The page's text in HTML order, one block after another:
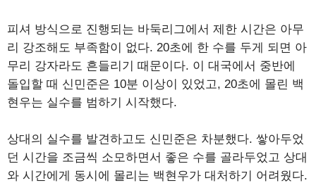
피셔 방식으로 진행되는 바둑리그에서 제한 시간은 아무
리 강조해도 부족함이 없다. 20초에 한 수를 두게 되면 아
무리 강자라도 흔들리기 때문이다. 이 대국에서 중반에
돌입할 때 신민준은 10분 이상이 있었고, 20초에 몰린 백
현우는 실수를 범하기 시작했다.
상대의 실수를 발견하고도 신민준은 차분했다. 쌓아두었
던 시간을 조금씩 소모하면서 좋은 수를 골라두었고 상대
와 시간에게 동시에 몰리는 백현우가 대처하기 어려웠다.